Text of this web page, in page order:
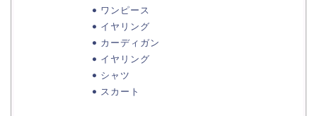
ワンピース
イヤリング
カーディガン
イヤリング
シャツ
スカート